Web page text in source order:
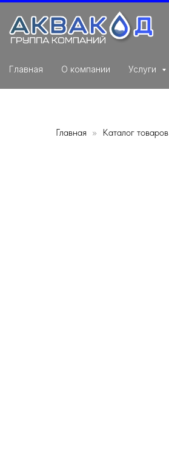
Главная О компании Услуги
Главная Каталог товаров